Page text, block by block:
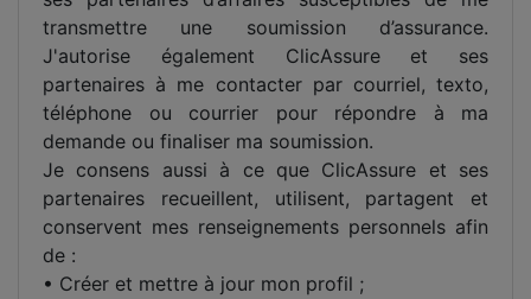
transmettre une soumission d’assurance.
J'autorise également ClicAssure et ses
partenaires à me contacter par courriel, texto,
téléphone ou courrier pour répondre à ma
demande ou finaliser ma soumission.
Je consens aussi à ce que ClicAssure et ses
partenaires recueillent, utilisent, partagent et
conservent mes renseignements personnels afin
de :
• Créer et mettre à jour mon profil ;